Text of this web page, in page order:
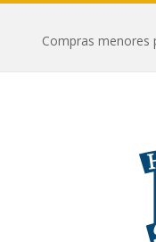
Compras menores